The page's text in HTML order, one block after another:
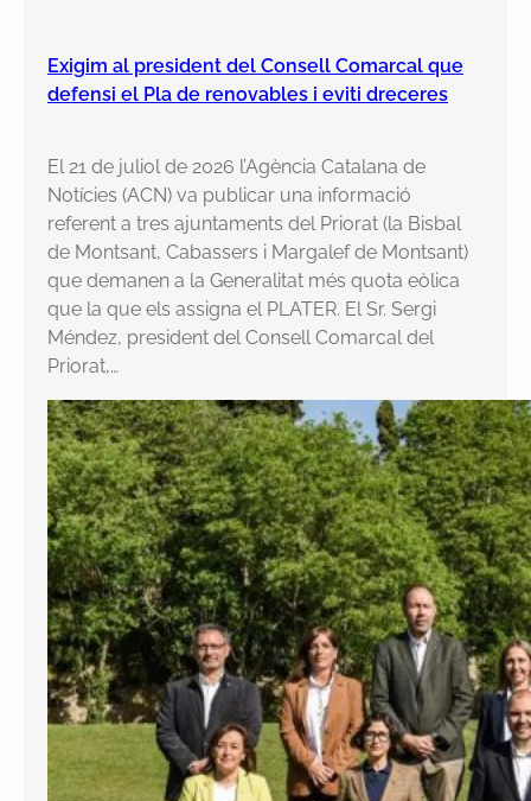
Exigim al president del Consell Comarcal que
defensi el Pla de renovables i eviti dreceres
El 21 de juliol de 2026 l’Agència Catalana de
Notícies (ACN) va publicar una informació
referent a tres ajuntaments del Priorat (la Bisbal
de Montsant, Cabassers i Margalef de Montsant)
que demanen a la Generalitat més quota eòlica
que la que els assigna el PLATER. El Sr. Sergi
Méndez, president del Consell Comarcal del
Priorat,…